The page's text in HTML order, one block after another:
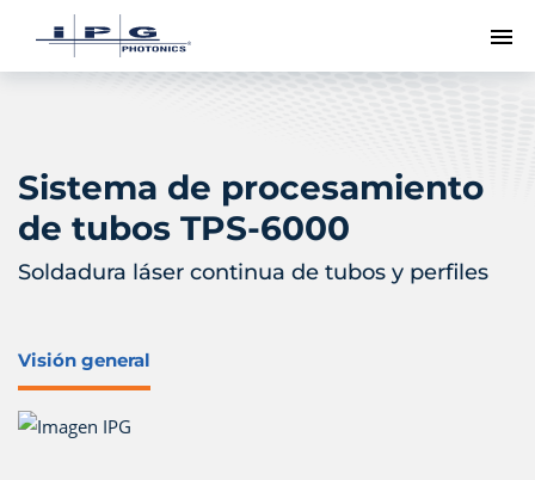
Sistema de procesamiento
de tubos TPS-6000
Soldadura láser continua de tubos y perfiles
Visión general